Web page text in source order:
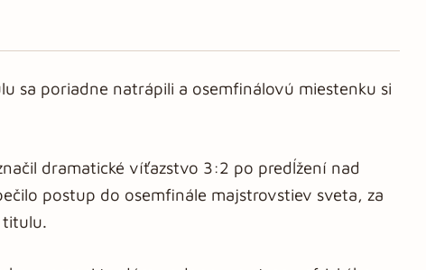
sa poriadne natrápili a osemfinálovú miestenku si
dramatické víťazstvo 3:2 po predĺžení nad
postup do osemfinále majstrovstiev sveta, za
titulu.